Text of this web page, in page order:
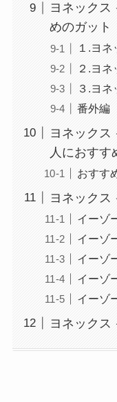
ヨネックス
めのガット
１.ヨ
２.ヨ
３.ヨ
番外編
ヨネックス
人におすす
おすす
ヨネックス
イーゾ
イーゾ
イーゾ
イーゾ
イーゾ
ヨネックス